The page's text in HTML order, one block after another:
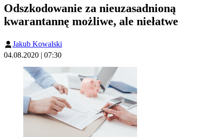
Odszkodowanie za nieuzasadnioną
kwarantannę możliwe, ale niełatwe
Jakub Kowalski
04.08.2020 | 07:30